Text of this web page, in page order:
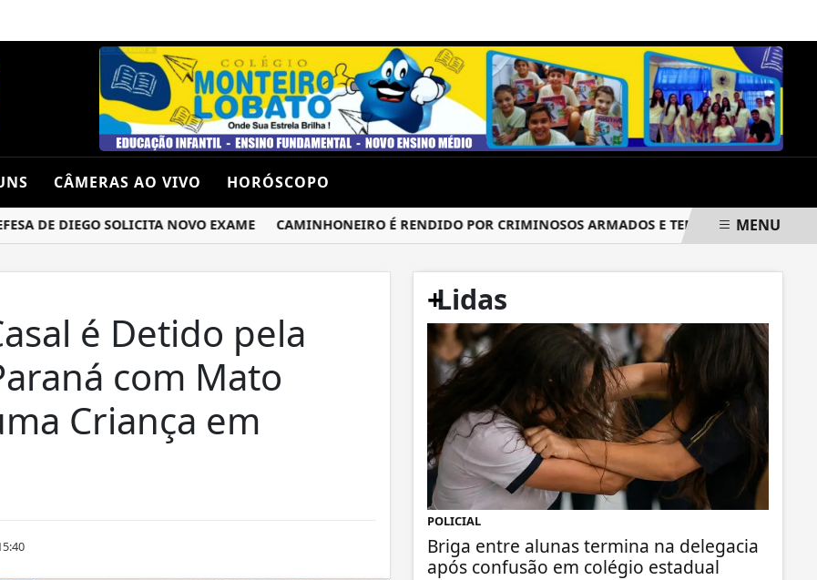
CÂMERAS AO VIVO HORÓSCOPO
DE DIEGO SOLICITA NOVO EXAME CAMINHONEIRO É RENDIDO POR CRIMINOSOS ARMADOS E TEM PARTE DA CARGA
MENU
é Detido pela
com Mato
Criança em
+
Lidas
POLICIAL
Briga entre alunas termina na delegacia
após confusão em colégio estadual